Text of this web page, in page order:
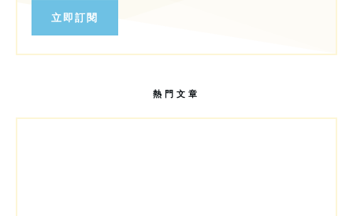
立即訂閱
熱門文章